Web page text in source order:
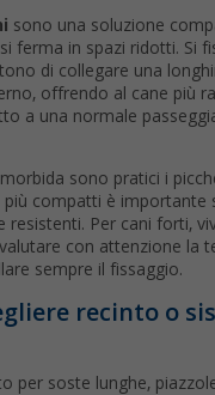
sono una soluzione
ferma in spazi ridotti. Si
di collegare una
offrendo al cane più
a una normale
sono pratici i
compatti è importante
resistenti. Per cani forti,
con attenzione la
sempre il fissaggio.
recinto o
per soste lunghe,